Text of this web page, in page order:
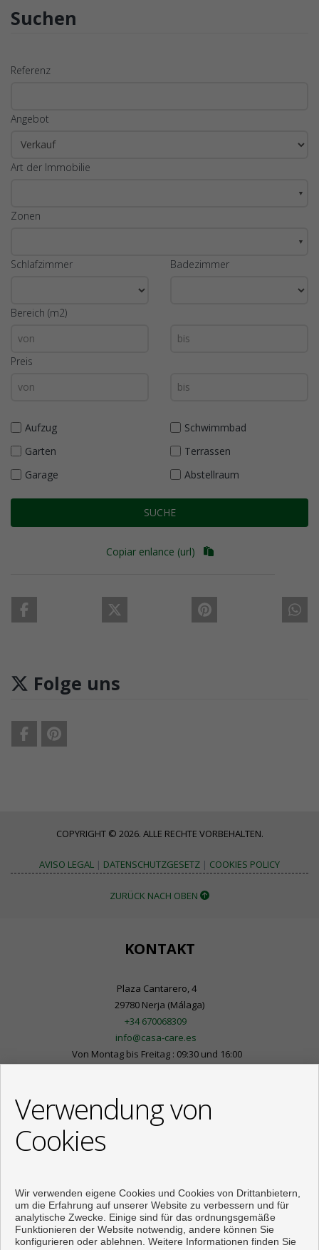
Suchen
Referenz
Angebot
Art der Immobilie
▼
Zonen
▼
Schlafzimmer Badezimmer
Bereich (m2)
Preis
Aufzug
Schwimmbad
Garten
Terrassen
Garage
Abstellraum
SUCHE
Copiar enlance (url)
Folge uns
COPYRIGHT © 2026. ALLE RECHTE VORBEHALTEN.
AVISO LEGAL | DATENSCHUTZGESETZ | COOKIES POLICY
ZURÜCK NACH OBEN
KONTAKT
Plaza Cantarero, 4
29780 Nerja (Málaga)
+34 670068309
info@casa-care.es
Von Montag bis Freitag : 09:30 und 16:00
Verwendung von
Cookies
Wir verwenden eigene Cookies und Cookies von Drittanbietern,
um die Erfahrung auf unserer Website zu verbessern und für
analytische Zwecke. Einige sind für das ordnungsgemäße
Funktionieren der Website notwendig, andere können Sie
konfigurieren oder ablehnen. Weitere Informationen finden Sie